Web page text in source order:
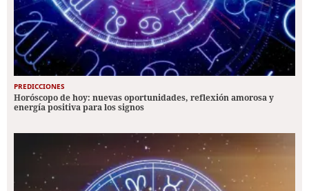
PREDICCIONES
Horóscopo de hoy: nuevas oportunidades, reflexión amorosa y
energía positiva para los signos